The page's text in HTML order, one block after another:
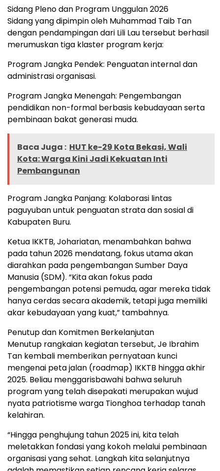
Sidang Pleno dan Program Unggulan 2026
Sidang yang dipimpin oleh Muhammad Taib Tan
dengan pendampingan dari Lili Lau tersebut berhasil
merumuskan tiga klaster program kerja:
Program Jangka Pendek: Penguatan internal dan
administrasi organisasi.
Program Jangka Menengah: Pengembangan
pendidikan non-formal berbasis kebudayaan serta
pembinaan bakat generasi muda.
Baca Juga : HUT ke-29 Kota Bekasi, Wali
Kota: Warga Kini Jadi Kekuatan Inti
Pembangunan
Program Jangka Panjang: Kolaborasi lintas
paguyuban untuk penguatan strata dan sosial di
Kabupaten Buru.
Ketua IKKTB, Johariatan, menambahkan bahwa
pada tahun 2026 mendatang, fokus utama akan
diarahkan pada pengembangan Sumber Daya
Manusia (SDM). “Kita akan fokus pada
pengembangan potensi pemuda, agar mereka tidak
hanya cerdas secara akademik, tetapi juga memiliki
akar kebudayaan yang kuat,” tambahnya.
Penutup dan Komitmen Berkelanjutan
Menutup rangkaian kegiatan tersebut, Je Ibrahim
Tan kembali memberikan pernyataan kunci
mengenai peta jalan (roadmap) IKKTB hingga akhir
2025. Beliau menggarisbawahi bahwa seluruh
program yang telah disepakati merupakan wujud
nyata patriotisme warga Tionghoa terhadap tanah
kelahiran.
“Hingga penghujung tahun 2025 ini, kita telah
meletakkan fondasi yang kokoh melalui pembinaan
organisasi yang sehat. Langkah kita selanjutnya